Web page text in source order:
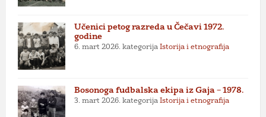
Učenici petog razreda u Čečavi 1972.
godine
6. mart 2026. kategorija Istorija i etnografija
Bosonoga fudbalska ekipa iz Gaja – 1978.
3. mart 2026. kategorija Istorija i etnografija